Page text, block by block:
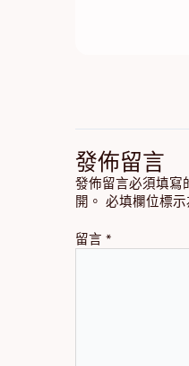
發佈留言
發佈留言必須填寫
開。 必填欄位標示
留言 *